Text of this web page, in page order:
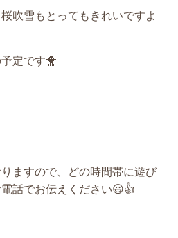
吹雪もとってもきれいですよ
定です🐥
ますので、どの時間帯に遊び
話でお伝えください😃👍